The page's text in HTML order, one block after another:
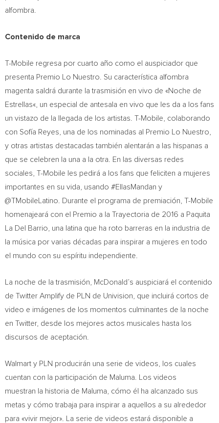
alfombra.
Contenido de marca
T-Mobile regresa por cuarto año como el auspiciador que
presenta Premio Lo Nuestro. Su característica alfombra
magenta saldrá durante la trasmisión en vivo de «Noche de
Estrellas«, un especial de antesala en vivo que les da a los fans
un vistazo de la llegada de los artistas. T-Mobile, colaborando
con Sofía Reyes, una de los nominadas al Premio Lo Nuestro
y otras artistas destacadas también alentarán a las hispanas a
que se celebren la una a la otra. En las diversas redes
sociales, T-Mobile les pedirá a los fans que feliciten a mujeres
importantes en su vida, usando #EllasMandan y
@TMobileLatino. Durante el programa de premiación, T-Mobile
homenajeará con el Premio a la Trayectoria de 2016 a Paquita
La Del Barrio , una latina que ha roto barreras en la industria de
la música por varias décadas para inspirar a mujeres en todo
el mundo con su espíritu independiente.
La noche de la trasmisión, McDonald’s auspiciará el contenido
de Twitter Amplify de PLN de Univision, que incluirá cortos de
video e imágenes de los momentos culminantes de la noche
en Twitter, desde los mejores actos musicales hasta los
discursos de aceptación.
Walmart y PLN producirán una serie de videos, los cuales
cuentan con la participación de Maluma. Los videos
muestran la historia de Maluma, cómo él ha alcanzado sus
metas y cómo trabaja para inspirar a aquellos a su alrededor
para «vivir mejor». La serie de videos estará disponible a